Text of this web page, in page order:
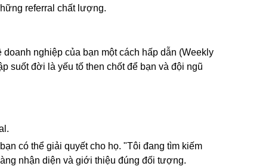
referral chất lượng.
nghiệp của bạn một cách hấp dẫn (Weekly
suốt đời là yếu tố then chốt để bạn và đội ngũ
có thể giải quyết cho họ. "Tôi đang tìm kiếm
nhận diện và giới thiệu đúng đối tượng.